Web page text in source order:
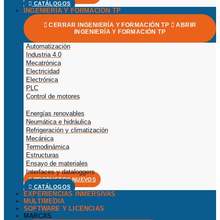
CATÁLOGOS
INGENIERÍA Y FORMACIÓN TP
CERRAR INGENIERÍA Y FORMACIÓN TP
ABRIR
INGENIERÍA Y FORMACIÓN TP
Automatización
Industria 4.0
Mecatrónica
Electricidad
Electrónica
PLC
Control de motores
Energías renovables
Neumática e hidráulica
Refrigeración y climatización
Mecánica
Termodinámica
Estructuras
Ensayo de materiales
Interfaces y dataloggers
PRODUCTOS NUEVOS
CATÁLOGOS
EXPERIENCIAS INMERSIVAS
MULTIMEDIA
SOFTWARE Y LICENCIAS
MARCAS